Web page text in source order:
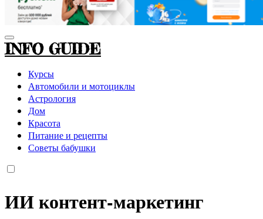
INFO GUIDE
Курсы
Автомобили и мотоциклы
Астрология
Дом
Красота
Питание и рецепты
Советы бабушки
ИИ контент-маркетинг